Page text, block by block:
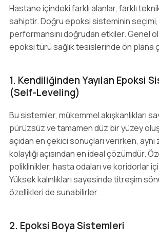
Hastane içindeki farklı alanlar, farklı
sahiptir. Doğru epoksi sisteminin seçimi,
performansını doğrudan etkiler. Genel
epoksi türü sağlık tesislerinde ön plana
1. Kendiliğinden Yayılan Epoksi
(Self-Leveling)
Bu sistemler, mükemmel akışkanlıkları
pürüzsüz ve tamamen düz bir yüzey
açıdan en çekici sonuçları verirken,
kolaylığı açısından en ideal çözümdür.
poliklinikler, hasta odaları ve koridorlar
Yüksek kalınlıkları sayesinde titreşim
özellikleri de sunabilirler.
2. Epoksi Boya Sistemleri